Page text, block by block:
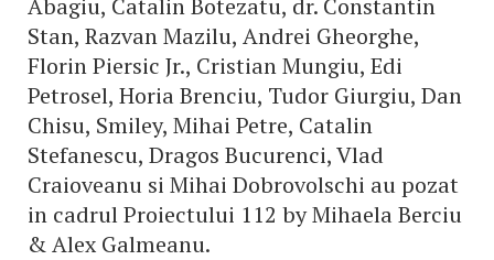
Abagiu, Catalin Botezatu, dr. Constantin
Stan, Razvan Mazilu, Andrei Gheorghe,
Florin Piersic Jr., Cristian Mungiu, Edi
Petrosel, Horia Brenciu, Tudor Giurgiu, Dan
Chisu, Smiley, Mihai Petre, Catalin
Stefanescu, Dragos Bucurenci, Vlad
Craioveanu si Mihai Dobrovolschi au pozat
in cadrul Proiectului 112 by Mihaela Berciu
& Alex Galmeanu.